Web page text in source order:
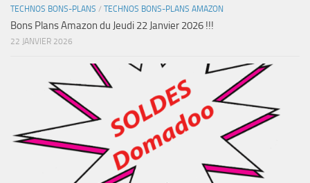
TECHNOS BONS-PLANS / TECHNOS BONS-PLANS AMAZON
Bons Plans Amazon du Jeudi 22 Janvier 2026 !!!
22 JANVIER 2026